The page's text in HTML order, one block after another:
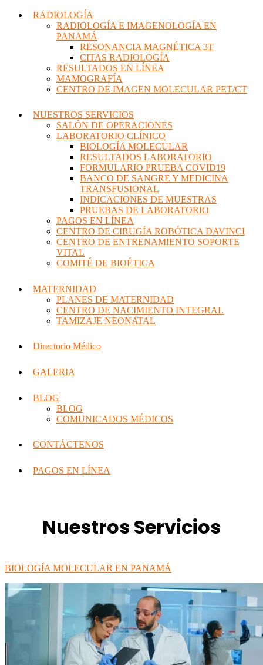
RADIOLOGÍA
RADIOLOGÍA E IMAGENOLOGÍA EN
PANAMÁ
RESONANCIA MAGNÉTICA 3T
CITAS RADIOLOGÍA
RESULTADOS EN LÍNEA
MAMOGRAFÍA
CENTRO DE IMAGEN MOLECULAR PET/CT
NUESTROS SERVICIOS
SALÓN DE OPERACIONES
LABORATORIO CLÍNICO
BIOLOGÍA MOLECULAR
RESULTADOS LABORATORIO
FORMULARIO PRUEBA COVID19
BANCO DE SANGRE Y MEDICINA
TRANSFUSIONAL
INDICACIONES DE MUESTRAS
PRUEBAS DE LABORATORIO
PAGOS EN LÍNEA
CENTRO DE CIRUGÍA ROBÓTICA DAVINCI
CENTRO DE ENTRENAMIENTO SOPORTE
VITAL
COMITÉ DE BIOÉTICA
MATERNIDAD
PLANES DE MATERNIDAD
CENTRO DE NACIMIENTO INTEGRAL
TAMIZAJE NEONATAL
Directorio Médico
GALERIA
BLOG
BLOG
COMUNICADOS MÉDICOS
CONTÁCTENOS
PAGOS EN LÍNEA
Nuestros Servicios
BIOLOGÍA MOLECULAR EN PANAMÁ